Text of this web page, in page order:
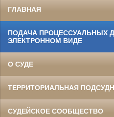
ГЛАВНАЯ
ПОДАЧА ПРОЦЕССУАЛЬНЫХ
ЭЛЕКТРОННОМ ВИДЕ
О СУДЕ
ТЕРРИТОРИАЛЬНАЯ
СУДЕЙСКОЕ СООБЩЕСТВО